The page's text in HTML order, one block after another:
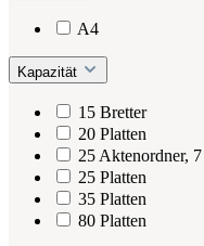
A4
Kapazität
15 Bretter
20 Platten
25 Aktenordner,
25 Platten
35 Platten
80 Platten